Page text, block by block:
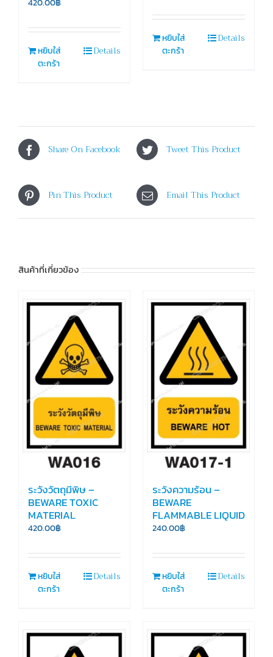
420.00฿
หยิบใส่
ตะกร้า
Details
หยิบใส่
ตะกร้า
Details
Share On Facebook Tweet This Product
Pin This Product Email This Product
สินค้าที่เกี่ยวข้อง
ระวังวัตถุมีพิษ –
BEWARE TOXIC
MATERIAL
420.00฿
หยิบใส่
ตะกร้า
Details
ระวังความร้อน –
BEWARE
FLAMMABLE LIQUID
240.00฿
หยิบใส่
ตะกร้า
Details